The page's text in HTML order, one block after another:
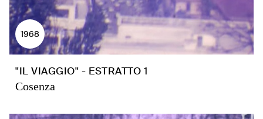
1968
"IL VIAGGIO" - ESTRATTO 1
Cosenza